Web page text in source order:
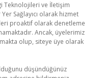
Teknolojileri ve İletişim
Sağlayıcı olarak hizmet
proaktif olarak denetleme
Ancak, üyelerimiz
olup, siteye üye olarak
düşündüğünüz